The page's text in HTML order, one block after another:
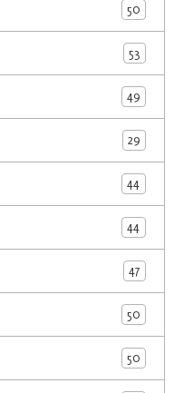
50
53
49
29
44
44
47
50
50